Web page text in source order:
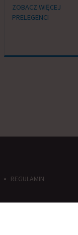
ZOBACZ WIĘCEJ
PRELEGENCI
• REGULAMIN